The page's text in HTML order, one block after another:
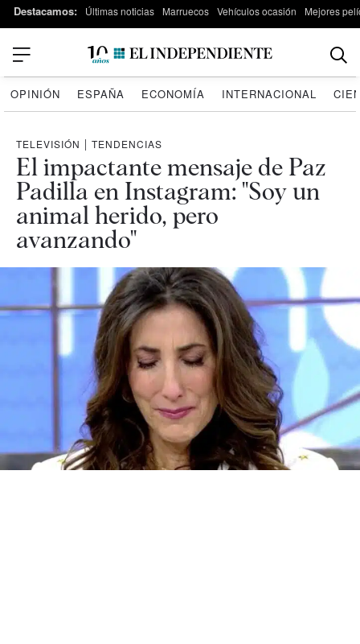
Destacamos: Últimas noticias Marruecos Vehículos ocasión Mejores
OPINIÓN ESPAÑA ECONOMÍA INTERNACIONAL
TELEVISIÓN | TENDENCIAS
El impactante mensaje de Paz
Padilla en Instagram: "Soy un
animal herido, pero
avanzando"